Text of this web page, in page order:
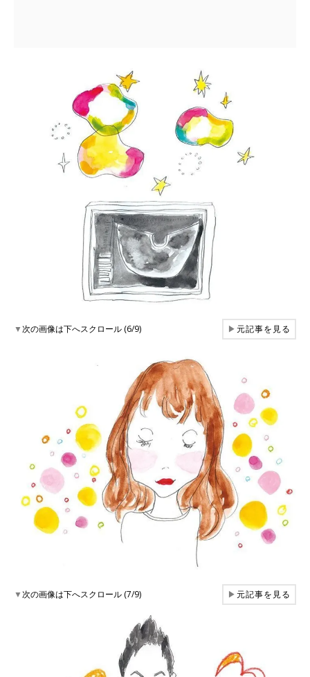
▼次の画像は下へスクロール (6/9) ▶元記事を見る
▼次の画像は下へスクロール (7/9) ▶元記事を見る